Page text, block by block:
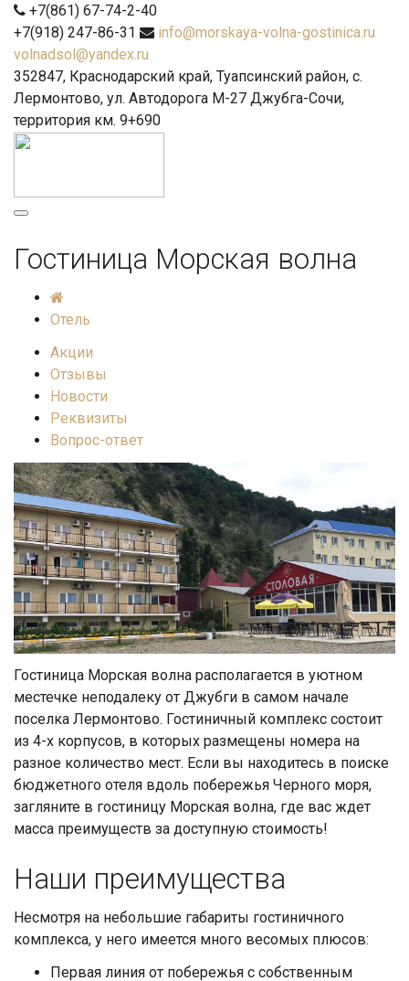
+7(861) 67-74-2-40
+7(918) 247-86-31
info@morskaya-volna-gostinica.ru
volnadsol@yandex.ru
352847, Краснодарский край, Туапсинский район, с.
Лермонтово, ул. Автодорога М-27 Джубга-Сочи,
территория км. 9+690
Гостиница Морская волна
Отель
Акции
Отзывы
Новости
Реквизиты
Вопрос-ответ
Гостиница Морская волна располагается в уютном
местечке неподалеку от Джубги в самом начале
поселка Лермонтово. Гостиничный комплекс состоит
из 4-х корпусов, в которых размещены номера на
разное количество мест. Если вы находитесь в поиске
бюджетного отеля вдоль побережья Черного моря,
загляните в гостиницу Морская волна, где вас ждет
масса преимуществ за доступную стоимость!
Наши преимущества
Несмотря на небольшие габариты гостиничного
комплекса, у него имеется много весомых плюсов:
Первая линия от побережья с собственным